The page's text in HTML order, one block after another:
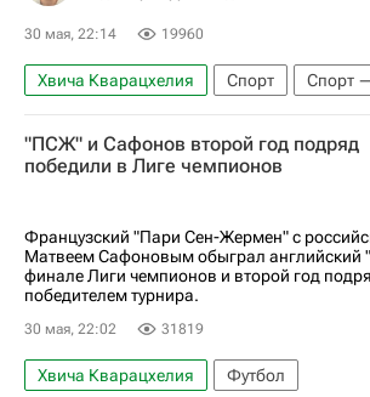
30 мая, 22:14 19960
Хвича Кварацхелия Спорт
Спорт
Авторы РИА Новости Спорт
Материалы РИА Спорт
Арсенал
Пари Сен-Жермен (ПСЖ)
Луис Энрике
Усман Дембеле
Кай Хаверц
"ПСЖ" и Сафонов второй год подряд
победили в Лиге чемпионов
Французский "Пари Сен-Жермен" с
Матвеем Сафоновым обыграл английский
финале Лиги чемпионов и второй год
победителем турнира.
30 мая, 22:02 31819
Хвича Кварацхелия Футбол